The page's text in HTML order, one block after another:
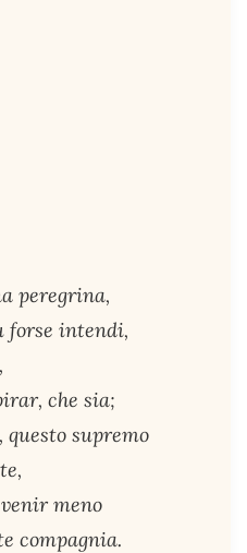
peregrina,
forse intendi,
che sia;
questo supremo
meno
compagnia.